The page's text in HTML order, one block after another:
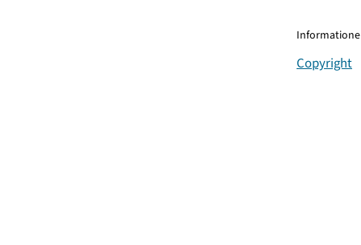
Copyright